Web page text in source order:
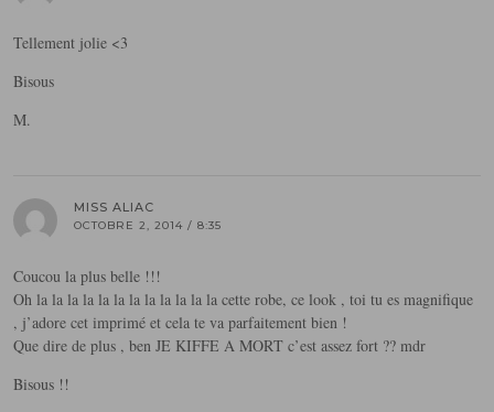
Tellement jolie <3
Bisous
M.
MISS ALIAC
OCTOBRE 2, 2014 / 8:35
Coucou la plus belle !!!
Oh la la la la la la la la la la la la cette robe, ce look , toi tu es magnifique
, j’adore cet imprimé et cela te va parfaitement bien !
Que dire de plus , ben JE KIFFE A MORT c’est assez fort ?? mdr
Bisous !!